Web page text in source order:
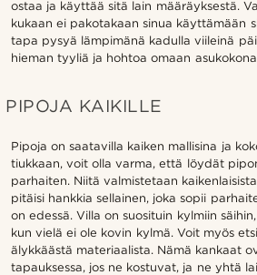
ostaa ja käyttää sitä lain määräyksestä.
kukaan ei pakotakaan sinua käyttämään
tapa pysyä lämpimänä kadulla viileinä
hieman tyyliä ja hohtoa omaan
PIPOJA KAIKILLE
Pipoja on saatavilla kaiken mallisina ja
tiukkaan, voit olla varma, että löydät
parhaiten. Niitä valmistetaan
pitäisi hankkia sellainen, joka sopii
on edessä. Villa on suosituin kylmiin
kun vielä ei ole kovin kylmä. Voit myös
älykkäästä materiaalista. Nämä kankaat
tapauksessa, jos ne kostuvat, ja ne yhtä